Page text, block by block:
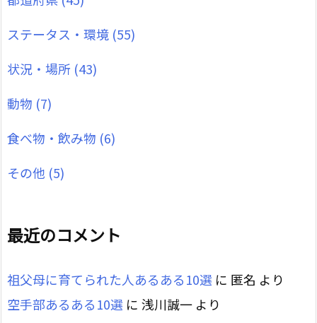
ステータス・環境 (55)
状況・場所 (43)
動物 (7)
食べ物・飲み物 (6)
その他 (5)
最近のコメント
祖父母に育てられた人あるある10選 に 匿名 より
空手部あるある10選 に 浅川誠一 より